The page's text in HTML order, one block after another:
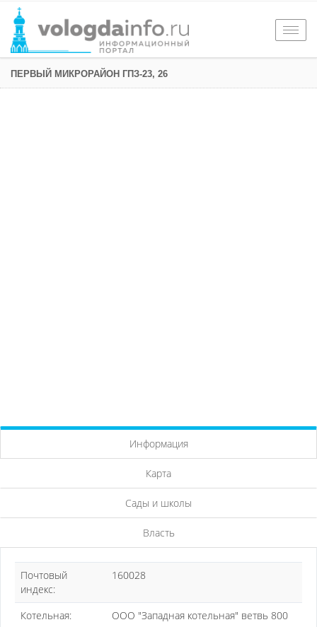
ПЕРВЫЙ МИКРОРАЙОН ГПЗ-23, 26
Информация
Карта
Сады и школы
Власть
Почтовый
индекс:
160028
Котельная:
ООО "Западная котельная" ветвь 800